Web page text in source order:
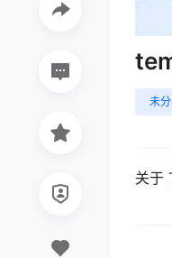
未
关于